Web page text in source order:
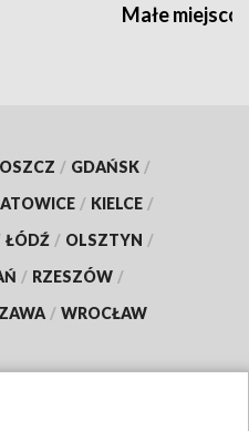
Małe
/ GDAŃSK /
/ KIELCE /
ŁÓDŹ / OLSZTYN /
/ RZESZÓW /
/ WROCŁAW